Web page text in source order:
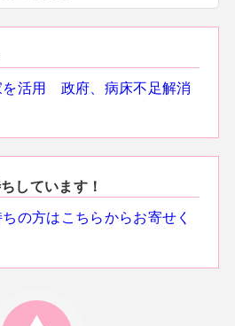
を活用 政府、病床不足解消
しています！
の方はこちらからお寄せく